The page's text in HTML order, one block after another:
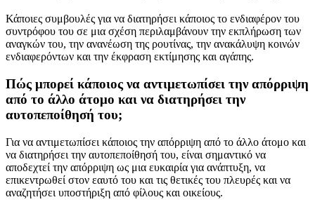
Κάποιες συμβουλές για να διατηρήσει κάποιος το ενδιαφέρον του
συντρόφου του σε μια σχέση περιλαμβάνουν την εκπλήρωση των
αναγκών του, την ανανέωση της ρουτίνας, την ανακάλυψη κοινών
ενδιαφερόντων και την έκφραση εκτίμησης και αγάπης.
Πώς μπορεί κάποιος να αντιμετωπίσει την απόρριψη
από το άλλο άτομο και να διατηρήσει την
αυτοπεποίθησή του;
Για να αντιμετωπίσει κάποιος την απόρριψη από το άλλο άτομο και
να διατηρήσει την αυτοπεποίθησή του, είναι σημαντικό να
αποδεχτεί την απόρριψη ως μια ευκαιρία για ανάπτυξη, να
επικεντρωθεί στον εαυτό του και τις θετικές του πλευρές και να
αναζητήσει υποστήριξη από φίλους και οικείους.